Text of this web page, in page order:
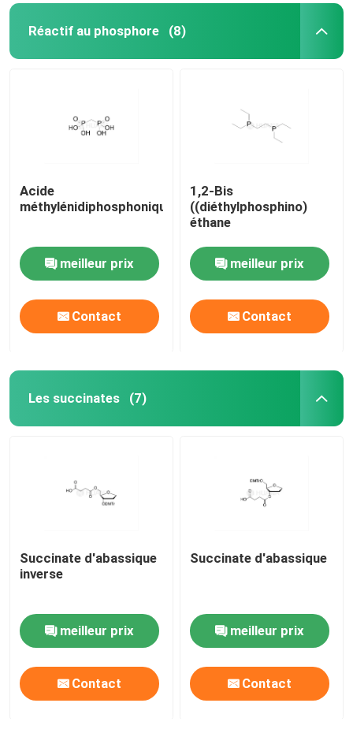
Réactif au phosphore (8)
Acide
méthylénidiphosphonique
meilleur prix
Contact
1,2-Bis
((diéthylphosphino)
éthane
meilleur prix
Contact
Les succinates (7)
Succinate d'abassique
inverse
meilleur prix
Contact
Succinate d'abassique
meilleur prix
Contact